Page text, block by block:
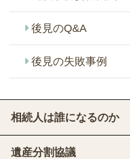
後見のQ&A
後見の失敗事例
相続人は誰になるのか
遺産分割協議